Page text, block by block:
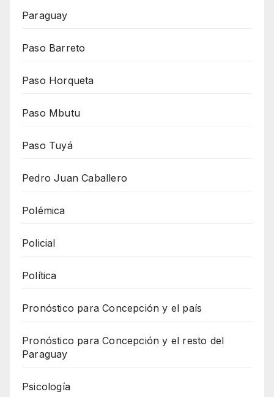
Paraguay
Paso Barreto
Paso Horqueta
Paso Mbutu
Paso Tuyá
Pedro Juan Caballero
Polémica
Policial
Política
Pronóstico para Concepción y el país
Pronóstico para Concepción y el resto del
Paraguay
Psicología